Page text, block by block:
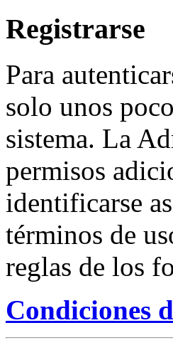
Registrarse
Para
solo unos
sistema. La
permisos
identificarse
términos de
reglas de los
Condiciones